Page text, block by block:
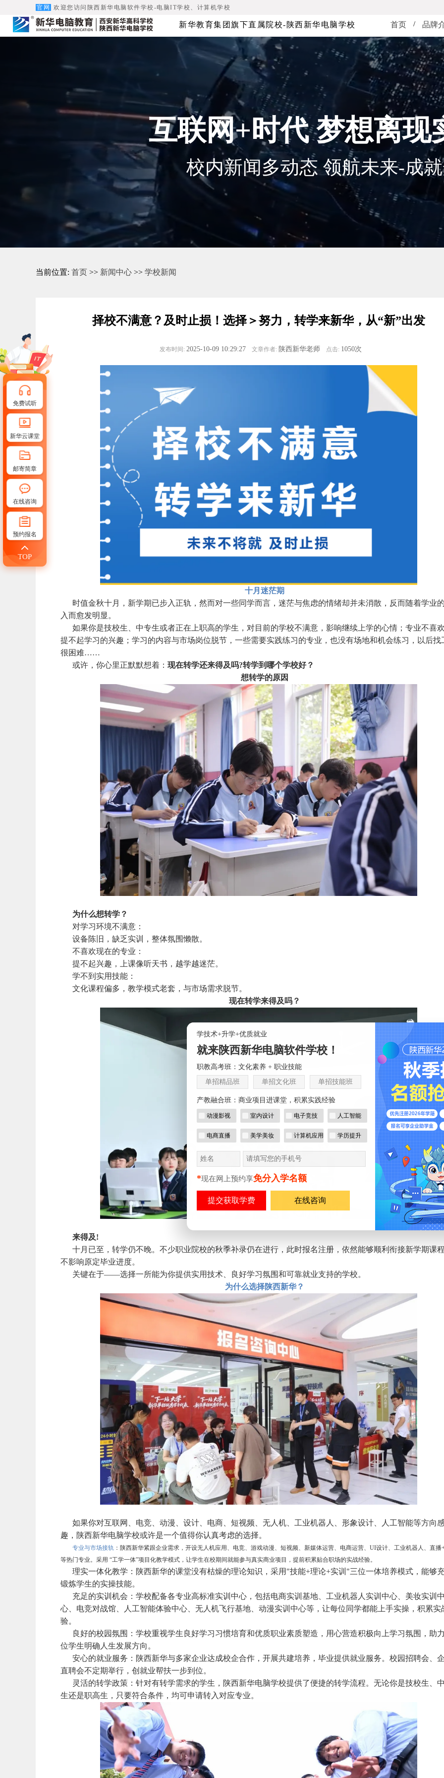
官网 欢迎您访问陕西新华电脑软件学校-电脑IT学校、计算机学校
新华教育集团旗下直属院校-陕西新华电脑学校 首页 / 品牌
互联网+时代 梦想离现
校内新闻多动态 领航未来-成
当前位置: 首页 >> 新闻中心 >> 学校新闻
择校不满意？及时止损！选择＞努力，转学来新华，从“新”出发
发布时间: 2025-10-09 10:29:27 文章作者: 陕西新华老师 点击: 1050次
十月迷茫期
时值金秋十月，新学期已步入正轨，然而对一些同学而言，迷茫与焦虑的情绪却并未消散，反而随着学业
入而愈发明显。
如果你是技校生、中专生或者正在上职高的学生，对目前的学校不满意，影响继续上学的心情；专业不喜
提不起学习的兴趣；学习的内容与市场岗位脱节，一些需要实践练习的专业，也没有场地和机会练习，以后找
很困难……
或许，你心里正默默想着： 现在转学还来得及吗?转学到哪个学校好？
想转学的原因
为什么想转学？
对学习环境不满意：
设备陈旧，缺乏实训，整体氛围懒散。
不喜欢现在的专业：
提不起兴趣，上课像听天书，越学越迷茫。
学不到实用技能：
文化课程偏多，教学模式老套，与市场需求脱节。
现在转学来得及吗？
来得及!
十月已至，转学仍不晚。不少职业院校的秋季补录仍在进行，此时报名注册，依然能够顺利衔接新学期课
不影响原定毕业进度。
关键在于——选择一所能为你提供实用技术、良好学习氛围和可靠就业支持的学校。
为什么选择陕西新华？
如果你对互联网、电竞、动漫、设计、电商、短视频、无人机、工业机器人、形象设计、人工智能等方向
趣，陕西新华电脑学校或许是一个值得你认真考虑的选择。
专业与市场接轨 ：陕西新华紧跟企业需求，开设无人机应用、电竞、游戏动漫、短视频、新媒体运营、电商运营、UI设计、工业机器人、直播
等热门专业。采用 “工学一体”项目化教学模式，让学生在校期间就能参与真实商业项目，提前积累贴合职场的实战经验。
理实一体化教学 ：陕西新华的课堂没有枯燥的理论知识，采用"技能+理论+实训"三位一体培养模式，能够
锻炼学生的实操技能。
充足的实训机会 ：学校配备各专业高标准实训中心，包括电商实训基地、工业机器人实训中心、美妆实训
心、电竞对战馆、人工智能体验中心、无人机飞行基地、动漫实训中心等，让每位同学都能上手实操，积累实
验。
良好的校园氛围 ：学校重视学生良好学习习惯培育和优质职业素质塑造，用心营造积极向上学习氛围，助
位学生明确人生发展方向。
安心的就业服务 ：陕西新华与多家企业达成校企合作，开展共建培养，毕业提供就业服务。校园招聘会、
直聘会不定期举行，创就业帮扶一步到位。
灵活的转学政策 ：针对有转学需求的学生，陕西新华电脑学校提供了便捷的转学流程。无论你是技校生、
生还是职高生，只要符合条件，均可申请转入对应专业。
学技术+升学+优质就业
就来陕西新华电脑软件学校！
职教高考班：文化素养 + 职业技能
单招精品班
单招文化班 单招技能班
产教融合班：商业项目进课堂，积累实践经验
动漫影视 室内设计 电子竞技 人工智能
电商直播 美学美妆 计算机应用 学历提升
*现在网上预约享免分入学名额
在线咨询
免费试听
新华云课堂
邮寄简章
在线咨询
预约报名
TOP